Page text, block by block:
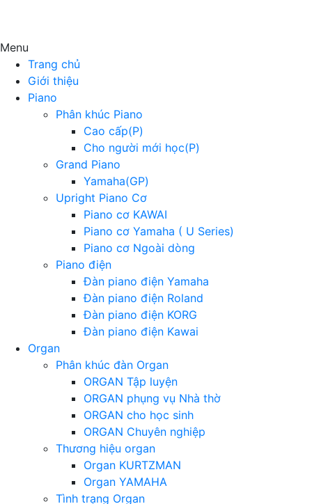
Menu
Trang chủ
Giới thiệu
Piano
Phân khúc Piano
Cao cấp(P)
Cho người mới học(P)
Grand Piano
Yamaha(GP)
Upright Piano Cơ
Piano cơ KAWAI
Piano cơ Yamaha ( U Series)
Piano cơ Ngoài dòng
Piano điện
Đàn piano điện Yamaha
Đàn piano điện Roland
Đàn piano điện KORG
Đàn piano điện Kawai
Organ
Phân khúc đàn Organ
ORGAN Tập luyện
ORGAN phụng vụ Nhà thờ
ORGAN cho học sinh
ORGAN Chuyên nghiệp
Thương hiệu organ
Organ KURTZMAN
Organ YAMAHA
Tình trạng Organ